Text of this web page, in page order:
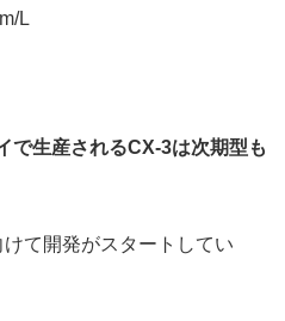
L
生産されるCX-3は次期型も
て開発がスタートしてい